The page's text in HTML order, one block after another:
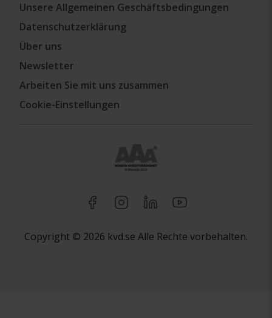
Unsere Allgemeinen Geschäftsbedingungen
Datenschutzerklärung
Über uns
Newsletter
Arbeiten Sie mit uns zusammen
Cookie-Einstellungen
Copyright © 2026 kvd.se Alle Rechte vorbehalten.